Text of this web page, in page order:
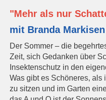
"Mehr als nur
mit Branda Markisen
Der Sommer – die
Zeit, sich Gedanken über
Insektenschutz in den
Was gibt es Schöneres, als
zu sitzen und im Garten